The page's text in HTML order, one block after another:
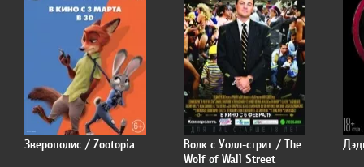
Зверополис / Zootopia
Волк с Уолл-стрит / The
Wolf of Wall Street